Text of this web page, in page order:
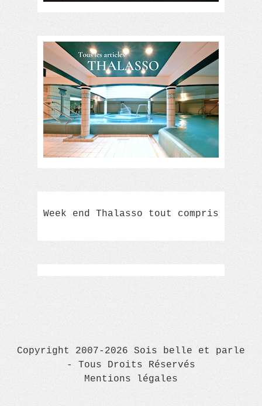
Week end Thalasso tout compris
Copyright 2007-2026 Sois belle et parle
- Tous Droits Réservés
Mentions légales